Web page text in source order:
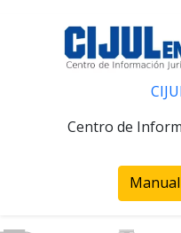
Centro de
Manual